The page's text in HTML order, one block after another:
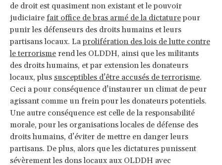
de droit est quasiment non existant et le pouvoir
judiciaire fait office de bras armé de la dictaturepour
punir les défenseurs des droits humains et leurs
partisans locaux. Laprolifération des lois de lutte contre
le terrorisme rend les OLDDH, ainsi que les militants
des droits humains, et par extension les donateurs
locaux, plus susceptibles d’être accusés de terrorisme.
Ceci a pour conséquence d’instaurer un climat de peur
agissant comme un frein pour les donateurs potentiels.
Une autre conséquence est celle de la responsabilité
morale, pour les organisations locales de défense des
droits humains, d’éviter de mettre en danger leurs
partisans. De plus, alors que les dictatures punissent
sévèrement les dons locaux aux OLDDH avec